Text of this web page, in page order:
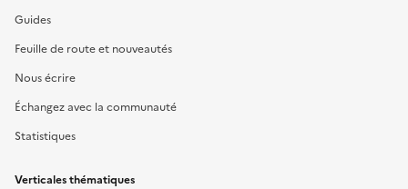
Guides
Feuille de route et nouveautés
Nous écrire
Échangez avec la communauté
Statistiques
Verticales thématiques